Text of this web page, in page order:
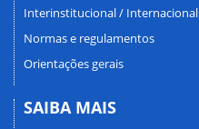
Interinstitucional / Internacional
Normas e regulamentos
Orientações gerais
SAIBA MAIS